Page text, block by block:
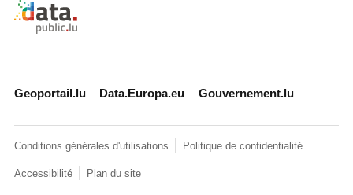
Retour à l'accueil de data.public.lu
Geoportail.lu Data.Europa.eu Gouvernement.lu
Conditions générales d'utilisations Politique de confidentialité
Accessibilité Plan du site